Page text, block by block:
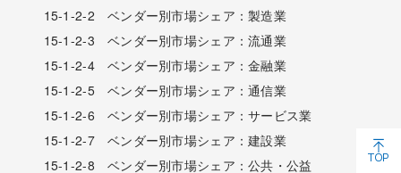
15-1-2-2 ベンダー別市場シェア：製造業
15-1-2-3 ベンダー別市場シェア：流通業
15-1-2-4 ベンダー別市場シェア：金融業
15-1-2-5 ベンダー別市場シェア：通信業
15-1-2-6 ベンダー別市場シェア：サービス業
15-1-2-7 ベンダー別市場シェア：建設業
15-1-2-8 ベンダー別市場シェア：公共・公益
TOP